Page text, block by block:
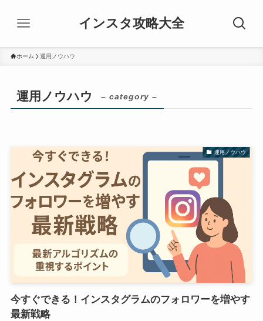
インスタ攻略大全
ホーム 運用ノウハウ
運用ノウハウ – category –
運用ノウハウ
今すぐできる！インスタグラムのフォロワーを増やす
最新戦略